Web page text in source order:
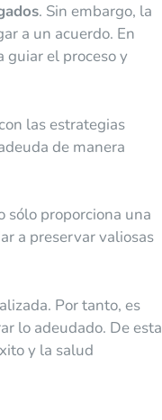
. Sin embargo, la
a un acuerdo. En
guiar el proceso y
las estrategias
de manera
sólo proporciona una
a preservar valiosas
Por tanto, es
lo adeudado. De esta
y la salud